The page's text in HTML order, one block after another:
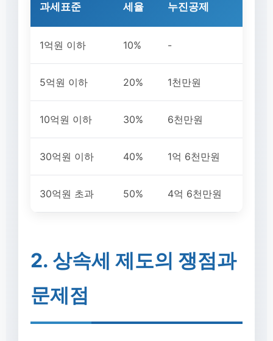
과세표준 세율 누진공제
1억원 이하 10% -
5억원 이하 20% 1천만원
10억원 이하 30% 6천만원
30억원 이하 40% 1억 6천만원
30억원 초과 50% 4억 6천만원
2. 상속세 제도의 쟁점과
문제점